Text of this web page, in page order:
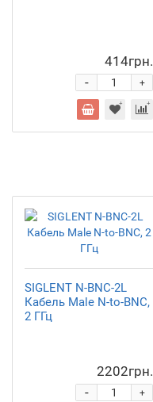
414грн.
+
-
SIGLENT N-BNC-2L
Кабель Male N-to-BNC,
2 ГГц
2202грн.
+
-